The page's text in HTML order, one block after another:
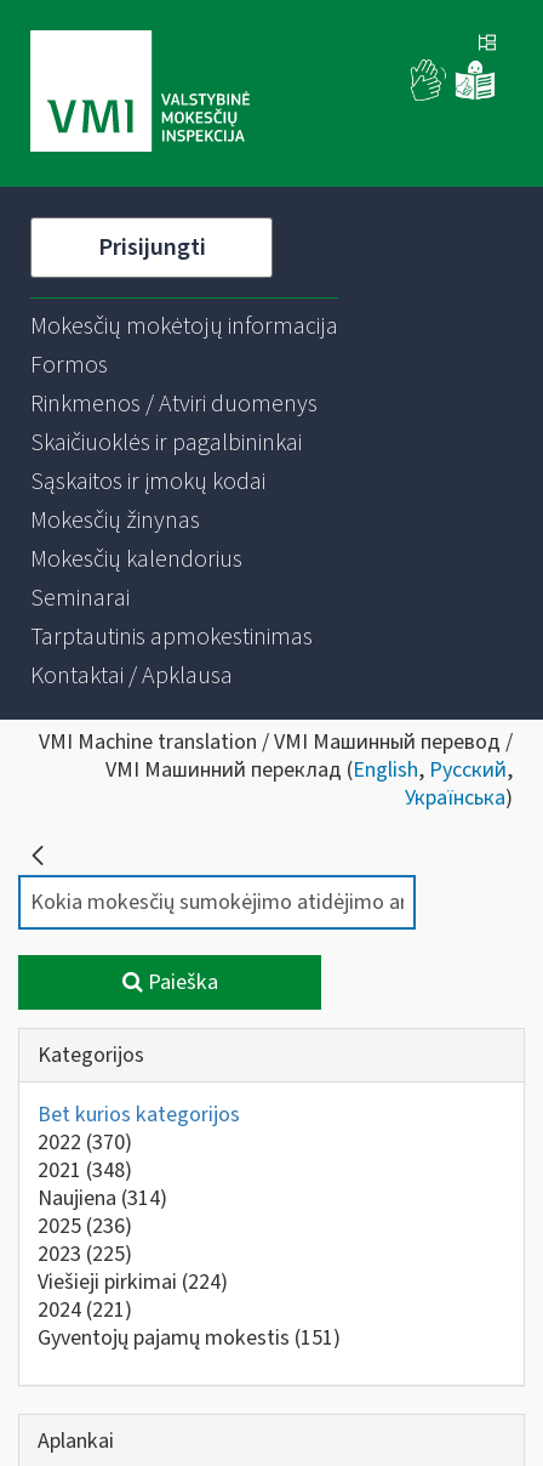
Prisijungti
Mokesčių mokėtojų informacija
Formos
Rinkmenos / Atviri duomenys
Skaičiuoklės ir pagalbininkai
Sąskaitos ir įmokų kodai
Mokesčių žinynas
Mokesčių kalendorius
Seminarai
Tarptautinis apmokestinimas
Kontaktai / Apklausa
VMI Machine translation / VMI Машинный перевод /
VMI Машинний переклад (English, Русский,
Українська)
Paieška
Kategorijos
Bet kurios kategorijos
2022 (370)
2021 (348)
Naujiena (314)
2025 (236)
2023 (225)
Viešieji pirkimai (224)
2024 (221)
Gyventojų pajamų mokestis (151)
Aplankai